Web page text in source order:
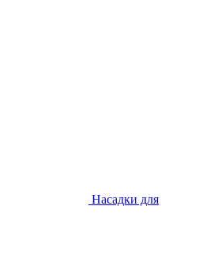
Насадки для